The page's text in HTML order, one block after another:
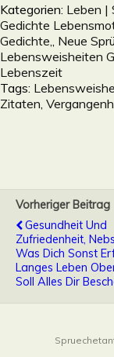
Kategorien: Leben |
Gedichte
Gedichte, Neue
Lebensweisheiten
Lebenszeit
Tags:
Zitaten
Vorheriger Beitrag
Gesundheit Und
Zufriedenheit,
Was Dich Sonst
Langes Leben
Soll Alles Dir